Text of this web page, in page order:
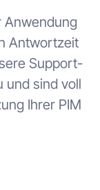
Anwendung
Antwortzeit
Support-
und sind voll
Ihrer PIM